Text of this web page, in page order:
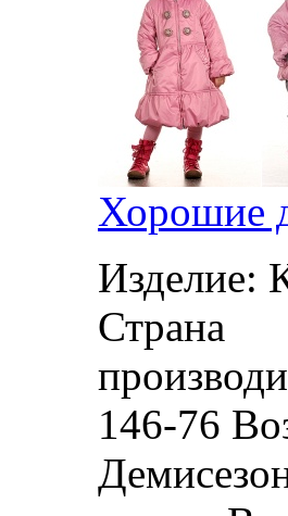
Хорошие
Изделие:
Страна
146-76